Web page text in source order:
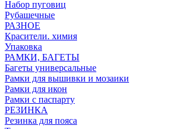
Набор пуговиц
Рубашечные
РАЗНОЕ
Красители. химия
Упаковка
РАМКИ, БАГЕТЫ
Багеты универсальные
Рамки для вышивки и мозаики
Рамки для икон
Рамки с паспарту
РЕЗИНКА
Резинка для пояса